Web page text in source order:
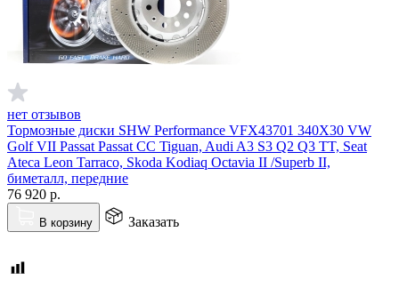
нет отзывов
Тормозные диски SHW Performance VFX43701 340X30 VW
Golf VII Passat Passat CC Tiguan, Audi A3 S3 Q2 Q3 TT, Seat
Ateca Leon Tarraco, Skoda Kodiaq Octavia II /Superb II,
биметалл, передние
76 920 р.
В корзину Заказать